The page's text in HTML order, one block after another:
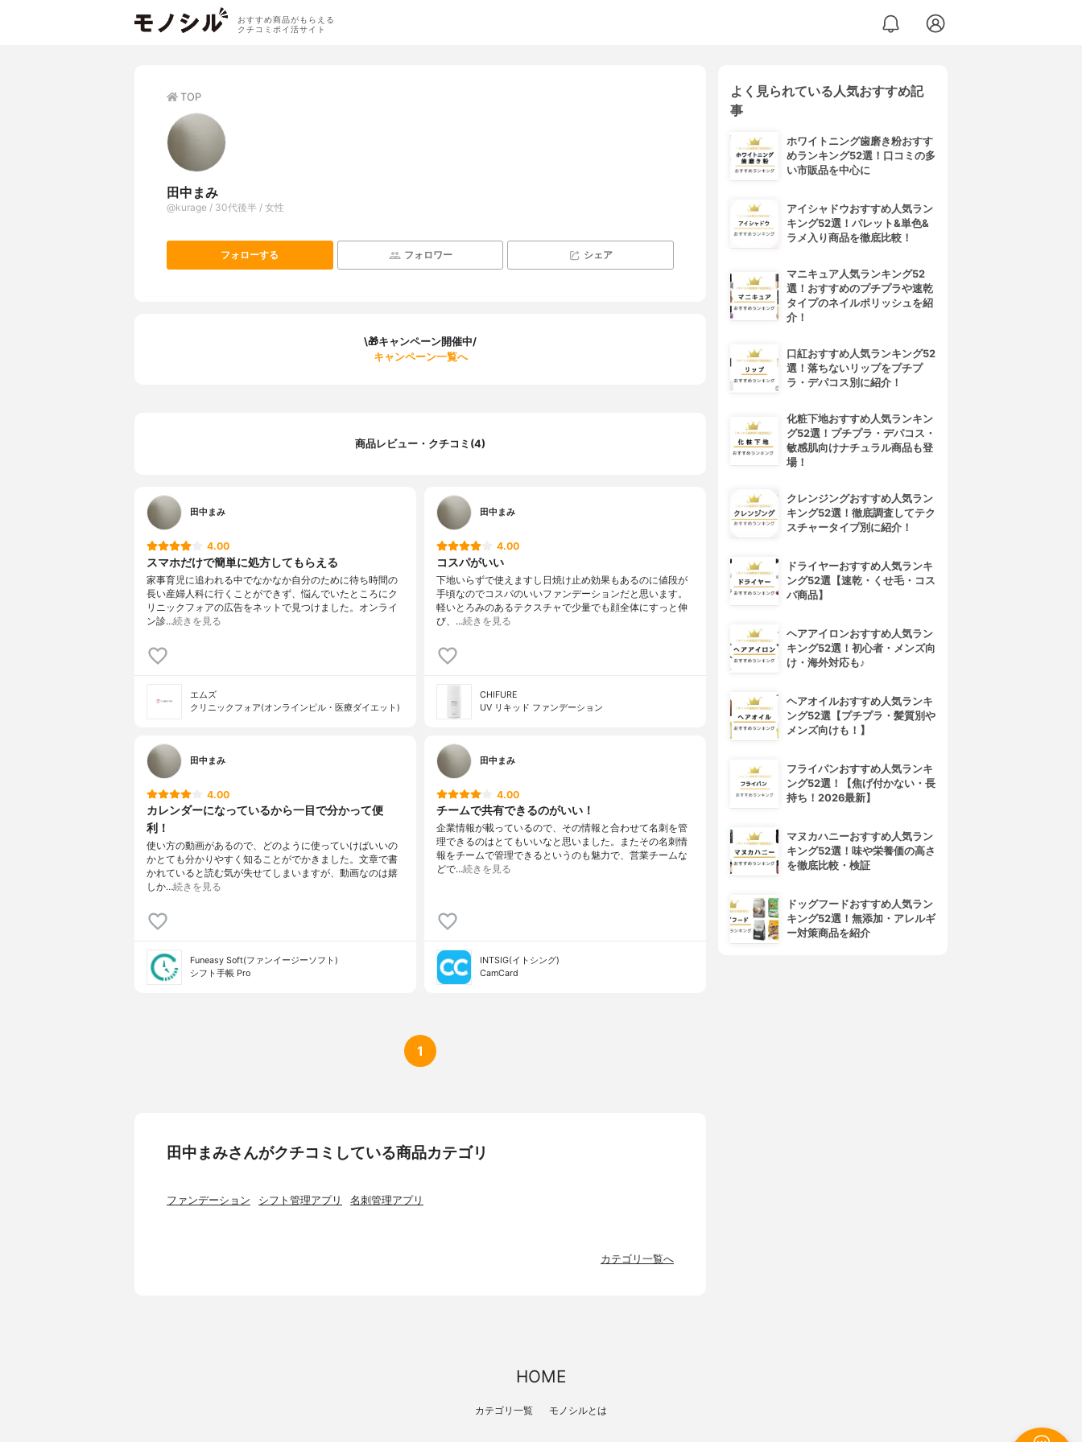
おすすめ商品がもらえる
クチコミポイ活サイト
TOP
田中まみ
@kurage / 30代後半 / 女性
フォローする フォロワー シェア
\🎁キャンペーン開催中/
キャンペーン一覧へ
商品レビュー・クチコミ(4)
田中まみ
4.00
スマホだけで簡単に処方してもらえる
家事育児に追われる中でなかなか自分のために待ち時間の
長い産婦人科に行くことができず、悩んでいたところにク
リニックフォアの広告をネットで見つけました。オンライ
ン診…続きを見る
エムズ
クリニックフォア(オンラインピル・医療ダイエット)
田中まみ
4.00
コスパがいい
下地いらずで使えますし日焼け止め効果もあるのに値段が
手頃なのでコスパのいいファンデーションだと思います。
軽いとろみのあるテクスチャで少量でも顔全体にすっと伸
び、…続きを見る
CHIFURE
UV リキッド ファンデーション
田中まみ
4.00
カレンダーになっているから一目で分かって便
利！
使い方の動画があるので、どのように使っていけばいいの
かとても分かりやすく知ることがでかきました。文章で書
かれていると読む気が失せてしまいますが、動画なのは嬉
しか…続きを見る
Funeasy Soft(ファンイージーソフト)
シフト手帳 Pro
田中まみ
4.00
チームで共有できるのがいい！
企業情報が載っているので、その情報と合わせて名刺を管
理できるのはとてもいいなと思いました。またその名刺情
報をチームで管理できるというのも魅力で、営業チームな
どで…続きを見る
INTSIG(イトシング)
CamCard
1
田中まみさんがクチコミしている商品カテゴリ
ファンデーション シフト管理アプリ 名刺管理アプリ
カテゴリ一覧へ
よく見られている人気おすすめ記
事
ホワイトニング歯磨き粉おすす
めランキング52選！口コミの多
い市販品を中心に
アイシャドウおすすめ人気ラン
キング52選！パレット&単色&
ラメ入り商品を徹底比較！
マニキュア人気ランキング52
選！おすすめのプチプラや速乾
タイプのネイルポリッシュを紹
介！
口紅おすすめ人気ランキング52
選！落ちないリップをプチプ
ラ・デパコス別に紹介！
化粧下地おすすめ人気ランキン
グ52選！プチプラ・デパコス・
敏感肌向けナチュラル商品も登
場！
クレンジングおすすめ人気ラン
キング52選！徹底調査してテク
スチャータイプ別に紹介！
ドライヤーおすすめ人気ランキ
ング52選【速乾・くせ毛・コス
パ商品】
ヘアアイロンおすすめ人気ラン
キング52選！初心者・メンズ向
け・海外対応も♪
ヘアオイルおすすめ人気ランキ
ング52選【プチプラ・髪質別や
メンズ向けも！】
フライパンおすすめ人気ランキ
ング52選！【焦げ付かない・長
持ち！2026最新】
マヌカハニーおすすめ人気ラン
キング52選！味や栄養価の高さ
を徹底比較・検証
ドッグフードおすすめ人気ラン
キング52選！無添加・アレルギ
ー対策商品を紹介
HOME
カテゴリ一覧 モノシルとは